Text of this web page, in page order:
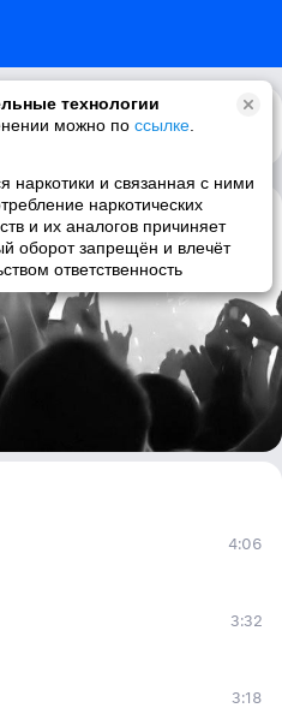
технологии
можно по ссылке
наркотики и связанная с ними
наркотических
и их аналогов причиняет
оборот запрещён и влечёт
ответственность
rock
4:06
3:32
3:18